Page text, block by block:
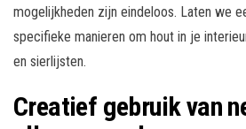
mogelijkheden zijn eindeloos. Laten we
specifieke manieren om hout in je
en sierlijsten.
Creatief gebruik van